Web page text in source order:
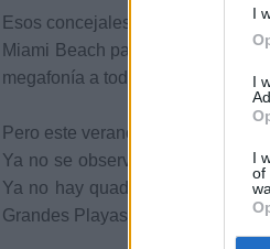
I
I
I
of
Esos concejales eran los reyes
Miami Beach paseando playa
megafonía a todo trabajo para
Pero este verano de récords
Ya no se observa el despliegue
Ya no hay quads, ni megafonía.
Grandes Playas de Corralejo se